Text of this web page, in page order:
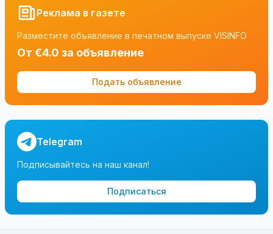
Реклама в газете
Разместите объявление в печатном выпуске VISINFO
От €4.0 за объявление
Подать объявление
Telegram
Подписывайтесь на наш канал!
Подписаться